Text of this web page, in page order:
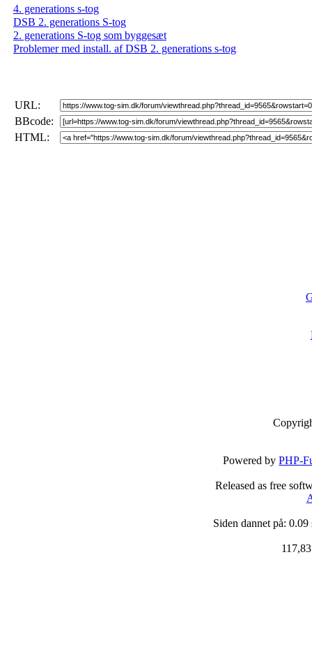
4. generations s-tog
DSB 2. generations S-tog
2. generations S-tog som byggesæt
Problemer med install. af DSB 2. generations s-tog
URL:
BBcode:
HTML:
Powered byPHP-
Released as free
Siden dannet på: